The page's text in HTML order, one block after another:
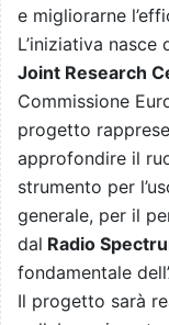
e migliorarne
L’iniziativa
Joint Research
Commissione
progetto
approfondire il
strumento per
generale, per il
dal Radio
fondamentale
Il progetto sarà